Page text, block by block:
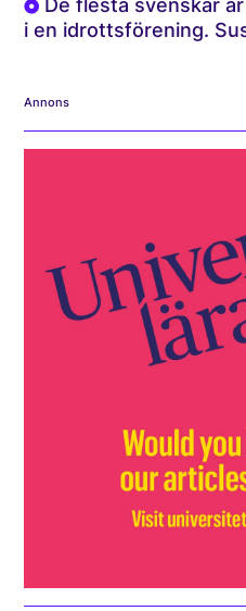
De flesta svenskar
i en idrottsförening.
Annons